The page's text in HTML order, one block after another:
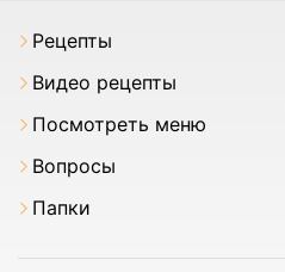
Pецепты
Видео рецепты
Посмотреть меню
Вопросы
Папки